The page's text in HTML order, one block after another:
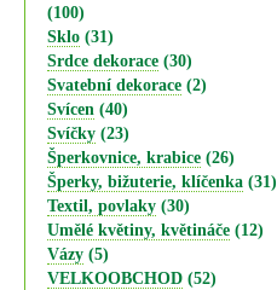
(100)
Sklo (31)
Srdce dekorace (30)
Svatební dekorace (2)
Svícen (40)
Svíčky (23)
Šperkovnice, krabice (26)
Šperky, bižuterie, klíčenka (31)
Textil, povlaky (30)
Umělé květiny, květináče (12)
Vázy (5)
VELKOOBCHOD (52)